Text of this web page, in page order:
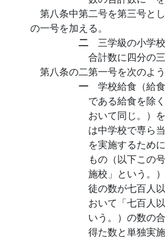
第八条中第二号を第三号と
の一号を加える。
二 三学級の小学
合計数に四分の
第八条の二第一号を次のよう
一 学校給食（給
である給食を除
おいて同じ。）
は中学校で専ら
を実施するため
もの（以下この
施校」という。
徒の数が七百人
おいて「七百人
いう。）の数の
得た数と単独実